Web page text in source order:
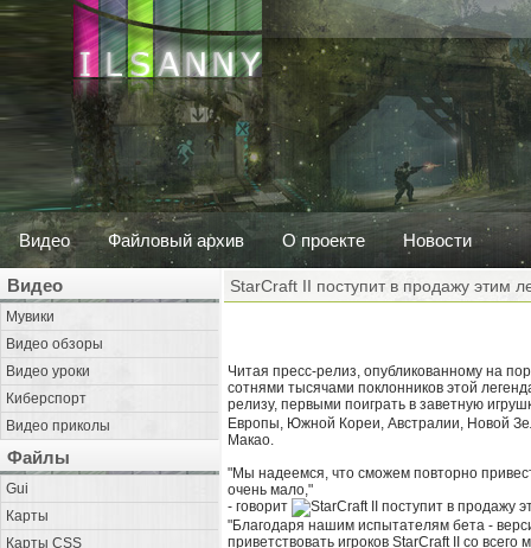
Видео Файловый архив О проекте Новости
Видео
Мувики
Видео обзоры
Видео уроки
Киберспорт
Видео приколы
Файлы
Gui
Карты
Карты CSS
StarCraft II поступит в продажу этим
Читая пресс-релиз, опубликованному на
сотнями тысячами поклонников этой
релизу, первыми поиграть в заветную
Европы, Южной Кореи, Австралии, Новой
Макао.
"Мы надеемся, что сможем повторно
очень мало,"
- говорит
"Благодаря нашим испытателям бета -
приветствовать игроков StarCraft II со